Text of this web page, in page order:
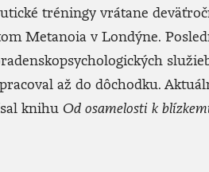
tréningy vrátane
Metanoia v Londýne.
až do dôchodku.
knihu Od osamelosti k